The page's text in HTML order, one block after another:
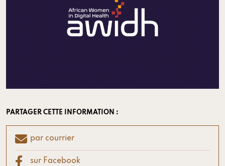
PARTAGER CETTE INFORMATION :
par courrier
sur Facebook